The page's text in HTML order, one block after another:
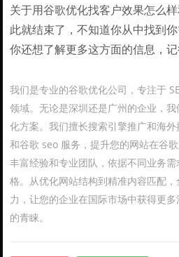
关于用谷歌优化找客户效果怎么
此就结束了，不知道你从中找到
你还想了解更多这方面的信息，记
我们是专业的谷歌优化公司，专注于
领域。无论是深圳还是广州的企业，
化方案。我们擅长搜索引擎推广和海
和谷歌 seo 服务，提升您的网站在谷
丰富经验和专业团队，依据不同业务
格。从优化网站结构到精准内容匹配
力，让您的企业在国际市场中获得更
的青睐。